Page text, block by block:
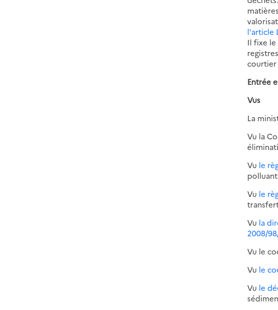
l'article
Il fixe le
courtier
Entrée
Vus
La
Vu la
Vu le
Vu le
Vu la
2008/
Vu le
Vu le
Vu le